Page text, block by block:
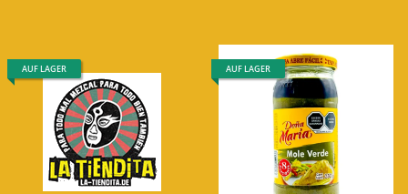
AUF LAGER AUF LAGER